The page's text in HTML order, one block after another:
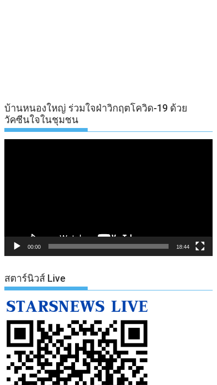
บ้านหนองใหญ่ ร่วมใจฝ่าวิกฤตโควิด-19 ด้วย
วัคซีนใจในชุมชน
00:00 18:44
สตาร์นิวส์ Live